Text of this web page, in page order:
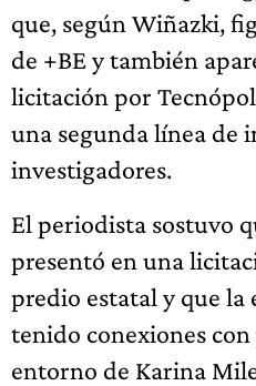
que, según Wiñazki,
de +BE y también
licitación por
una segunda línea de
investigadores.
El periodista sostuvo
presentó en una
predio estatal y que la
tenido conexiones con
entorno de Karina